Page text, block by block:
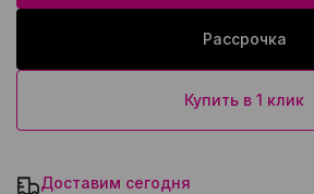
Рассрочка
Купить в 1 клик
Доставим сегодня